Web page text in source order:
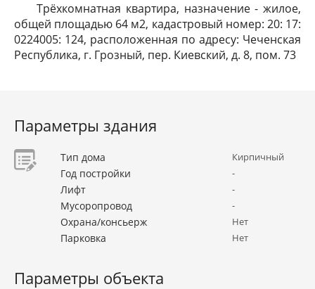
Трёхкомнатная квартира, назначение - жилое,
общей площадью 64 м2, кадастровый номер: 20: 17:
0224005: 124, расположенная по адресу: Чеченская
Республика, г. Грозный, пер. Киевский, д. 8, пом. 73
Параметры здания
Тип дома Кирпичный
Год постройки -
Лифт -
Мусоропровод -
Охрана/консьерж Нет
Парковка Нет
Параметры объекта